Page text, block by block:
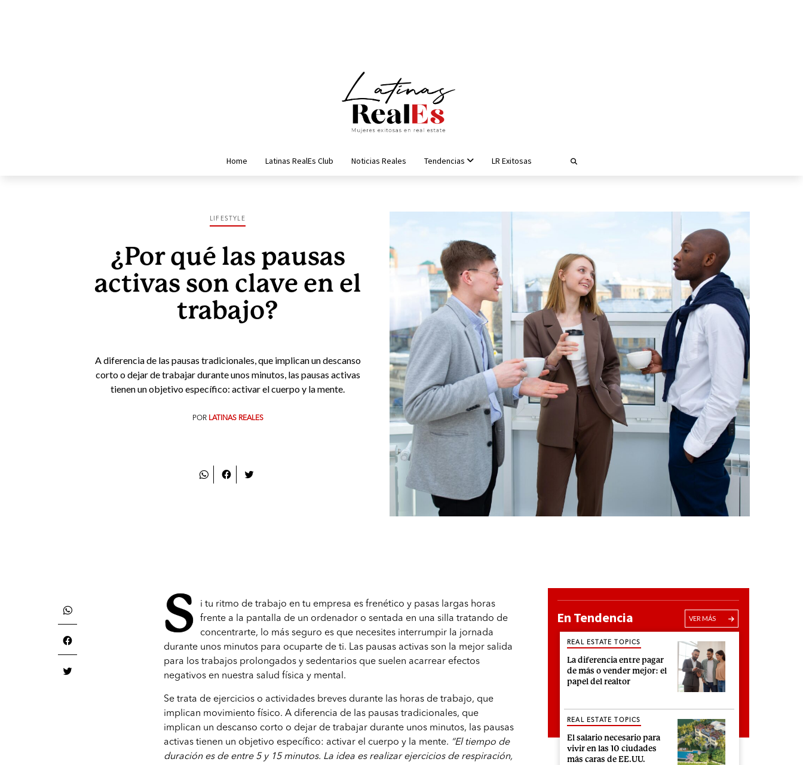
Home Latinas RealEs Club Noticias Reales Tendencias LR Exitosas
LIFESTYLE
¿Por qué las pausas
activas son clave en el
trabajo?
A diferencia de las pausas tradicionales, que implican un descanso
corto o dejar de trabajar durante unos minutos, las pausas activas
tienen un objetivo específico: activar el cuerpo y la mente.
POR LATINAS REALES
S
i tu ritmo de trabajo en tu empresa es frenético y pasas largas horas
frente a la pantalla de un ordenador o sentada en una silla tratando de
concentrarte, lo más seguro es que necesites interrumpir la jornada
durante unos minutos para ocuparte de ti. Las pausas activas son la mejor salida
para los trabajos prolongados y sedentarios que suelen acarrear efectos
negativos en nuestra salud física y mental.
Se trata de ejercicios o actividades breves durante las horas de trabajo, que
implican movimiento físico. A diferencia de las pausas tradicionales, que
implican un descanso corto o dejar de trabajar durante unos minutos, las pausas
activas tienen un objetivo específico: activar el cuerpo y la mente. “El tiempo de
duración es de entre 5 y 15 minutos. La idea es realizar ejercicios de respiración,
En Tendencia VER MÁS
La diferencia entre pagar
de más o vender mejor: el
papel del realtor
REAL ESTATE TOPICS
El salario necesario para
vivir en las 10 ciudades
más caras de EE.UU.
REAL ESTATE TOPICS